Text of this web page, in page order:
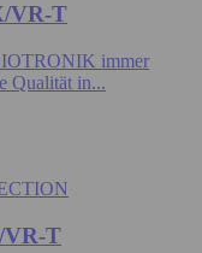
VR-T
immer
Qualität in...
VR-T